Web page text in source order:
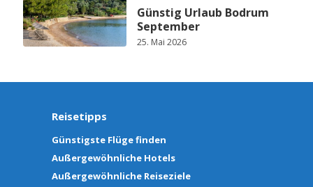
Günstig Urlaub Bodrum
September
25. Mai 2026
Reisetipps
Günstigste Flüge finden
Außergewöhnliche Hotels
Außergewöhnliche Reiseziele